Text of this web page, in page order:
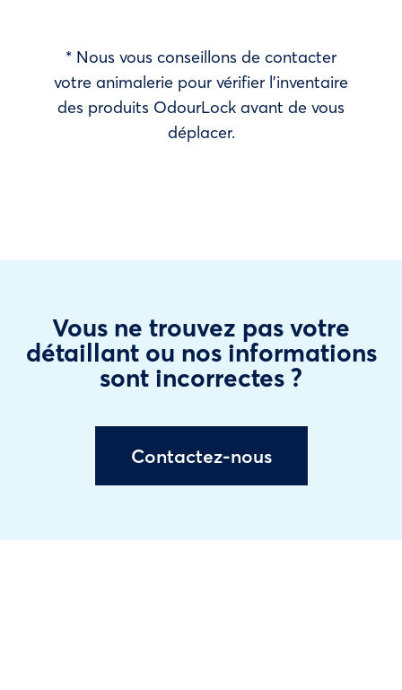
* Nous vous conseillons de contacter
votre animalerie pour vérifier l’inventaire
des produits OdourLock avant de vous
déplacer.
Vous ne trouvez pas votre
détaillant ou nos informations
sont incorrectes ?
Contactez-nous